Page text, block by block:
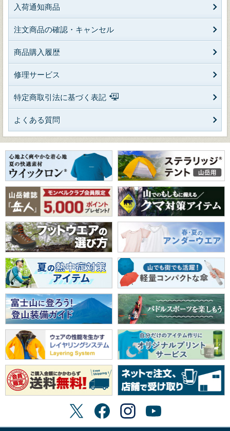
入荷通知商品
注文商品の確認・キャンセル
商品購入履歴
修理サービス
特定商取引法に基づく表記
よくある質問